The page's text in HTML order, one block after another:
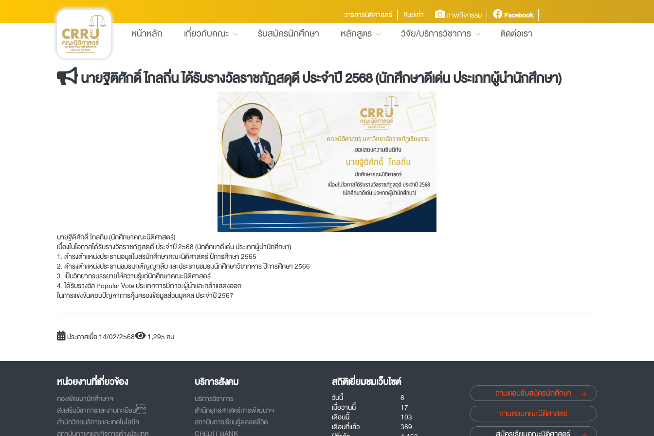
วารสารนิติศาสตร์ ศิษย์เก่า ภาพกิจกรรม Facebook
หน้าหลัก เกี่ยวกับคณะ รับสมัครนักศึกษา หลักสูตร วิจัย/บริการวิชาการ ติดต่อเรา
นายฐิติศักดิ์ ไกลถิ่น ได้รับรางวัลราชภัฏสดุดี ประจำปี 2568 (นักศึกษาดีเด่น ประเภทผู้นำนักศึกษา)
นายฐิติศักดิ์ ไกลถิ่น (นักศึกษาคณะนิติศาสตร์)
เนื่องในโอกาสได้รับรางวัลราชภัฏสดุดี ประจำปี 2568 (นักศึกษาดีเด่น ประเภทผู้นำนักศึกษา)
1. ดำรงตำแหน่งประธานอนุสโมสรนักศึกษาคณะนิติศาสตร์ ปีการศึกษา 2565
2. ดำรงตำแหน่งประธานชมรมกตัญญูกลับ และประธานชมรมนักศึกษาวิชาทหาร ปีการศึกษา 2566
3. เป็นวิทยากรบรรยายให้ความรู้แก่นักศึกษาคณะนิติศาสตร์
4. ได้รับรางวัล Popular Vote ประเภทการมีภาวะผู้นำและกล้าแสดงออก
ในการแข่งขันตอบปัญหาการคุ้มครองข้อมูลส่วนบุคคล ประจำปี 2567
ประกาศเมื่อ 14/02/2568 1,295 คน
หน่วยงานที่เกี่ยวข้อง
กองพัฒนานักศึกษาฯ
ส่งเสริมวิชาการและงานทะเบียน
สำนักวิทยบริการและเทคโนโลยีฯ
สถาบันภาษาและกิจการต่างประเทศ
บริการสังคม
บริการวิชาการ
สำนักยุทธศาสตร์การพัฒนาฯ
สถาบันการเรียนรู้ตลอดชีวิต
CREDIT BANK
สถิติเยี่ยมชมเว็บไซต์
วันนี้
8
เมื่อวานนี้
17
เดือนนี้
103
เดือนที่แล้ว
389
ถามตอบรับสมัครนักศึกษา
ถามตอบคณะนิติศาสตร์